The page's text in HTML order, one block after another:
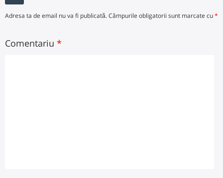
Adresa ta de email nu va fi publicată.Câmpurile obligatorii sunt marcate cu*
Comentariu *